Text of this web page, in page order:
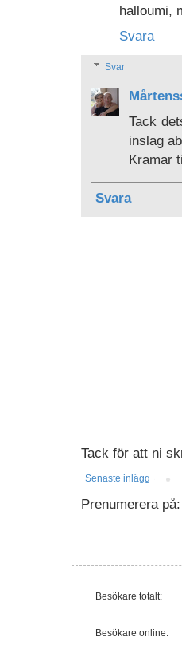
halloumi,
Svara
Svar
Tack
inslag
Kramar
Svara
Tack för att ni
Senaste inlägg
Prenumerera på:
Besökare totalt:
Besökare online: